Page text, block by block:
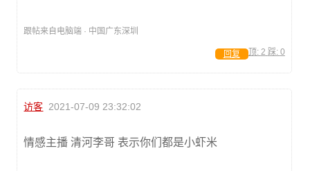
跟帖来自电脑端 · 中国广东深圳
顶: 2 踩: 0
回复
访客 2021-07-09 23:32:02
情感主播 清河李哥 表示你们都是小虾米